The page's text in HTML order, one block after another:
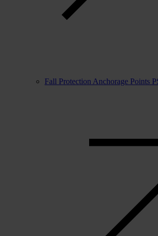
Fall Protection Anchorage Points